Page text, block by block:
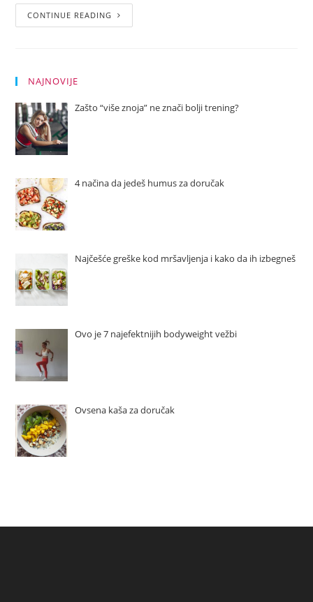
CONTINUE READING
NAJNOVIJE
Zašto “više znoja” ne znači bolji trening?
4 načina da jedeš humus za doručak
Najčešće greške kod mršavljenja i kako da ih izbegneš
Ovo je 7 najefektnijih bodyweight vežbi
Ovsena kaša za doručak